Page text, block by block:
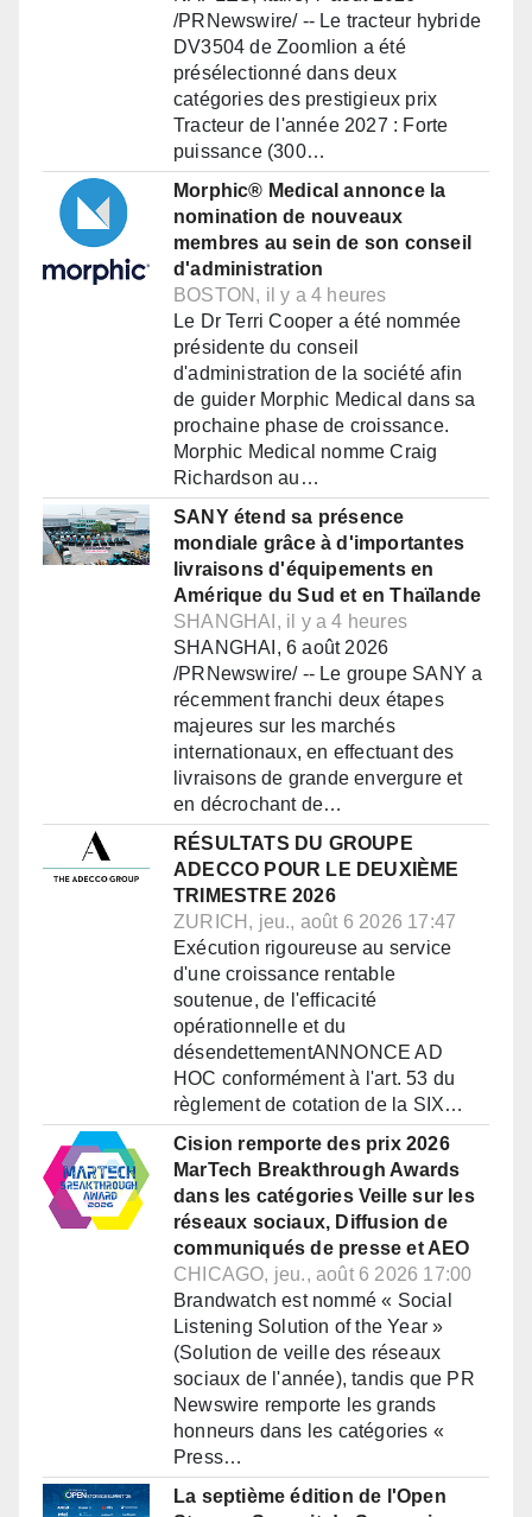
/PRNewswire/ -- Le tracteur hybride
DV3504 de Zoomlion a été
présélectionné dans deux
catégories des prestigieux prix
Tracteur de l'année 2027 : Forte
puissance (300…
Morphic® Medical annonce la
nomination de nouveaux
membres au sein de son conseil
d'administration
BOSTON, il y a 4 heures
Le Dr Terri Cooper a été nommée
présidente du conseil
d'administration de la société afin
de guider Morphic Medical dans sa
prochaine phase de croissance.
Morphic Medical nomme Craig
Richardson au…
SANY étend sa présence
mondiale grâce à d'importantes
livraisons d'équipements en
Amérique du Sud et en Thaïlande
SHANGHAI, il y a 4 heures
SHANGHAI, 6 août 2026
/PRNewswire/ -- Le groupe SANY a
récemment franchi deux étapes
majeures sur les marchés
internationaux, en effectuant des
livraisons de grande envergure et
en décrochant de…
RÉSULTATS DU GROUPE
ADECCO POUR LE DEUXIÈME
TRIMESTRE 2026
ZURICH, jeu., août 6 2026 17:47
Exécution rigoureuse au service
d'une croissance rentable
soutenue, de l'efficacité
opérationnelle et du
désendettementANNONCE AD
HOC conformément à l'art. 53 du
règlement de cotation de la SIX…
Cision remporte des prix 2026
MarTech Breakthrough Awards
dans les catégories Veille sur les
réseaux sociaux, Diffusion de
communiqués de presse et AEO
CHICAGO, jeu., août 6 2026 17:00
Brandwatch est nommé « Social
Listening Solution of the Year »
(Solution de veille des réseaux
sociaux de l'année), tandis que PR
Newswire remporte les grands
honneurs dans les catégories «
Press…
La septième édition de l'Open